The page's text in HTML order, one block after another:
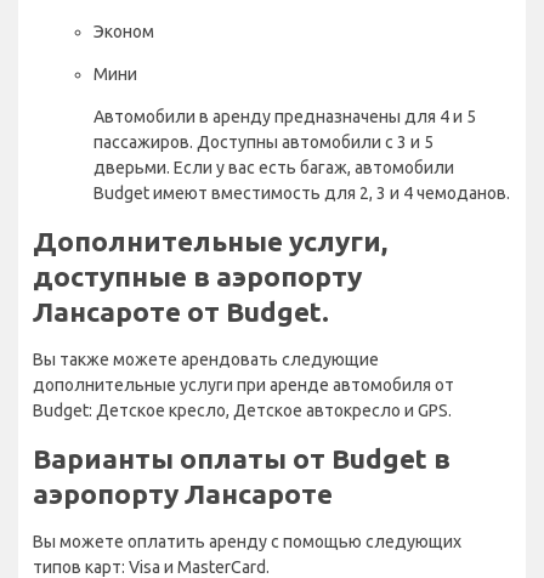
Эконом
Мини
Автомобили в аренду предназначены для 4 и 5
пассажиров. Доступны автомобили с 3 и 5
дверьми. Если у вас есть багаж, автомобили
Budget имеют вместимость для 2, 3 и 4 чемоданов.
Дополнительные услуги,
доступные в аэропорту
Лансароте от Budget.
Вы также можете арендовать следующие
дополнительные услуги при аренде автомобиля от
Budget: Детское кресло, Детское автокресло и GPS.
Варианты оплаты от Budget в
аэропорту Лансароте
Вы можете оплатить аренду с помощью следующих
типов карт: Visa и MasterCard.